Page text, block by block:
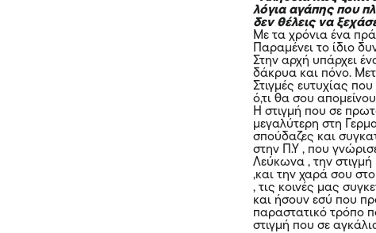
λόγια αγάπης που
δεν θέλεις να
Με τα χρόνια ένα
Παραμένει το ίδιο
Στην αρχή υπάρχει
δάκρυα και πόνο.
Στιγμές ευτυχίας
ό,τι θα σου
Η στιγμή που σε
μεγαλύτερη στη
σπούδαζες και
στην Π.Υ , που
Λεύκωνα , την
,και την χαρά σου
, τις κοινές μας
και ήσουν εσύ που
παραστατικό τρόπο
στιγμή που σε